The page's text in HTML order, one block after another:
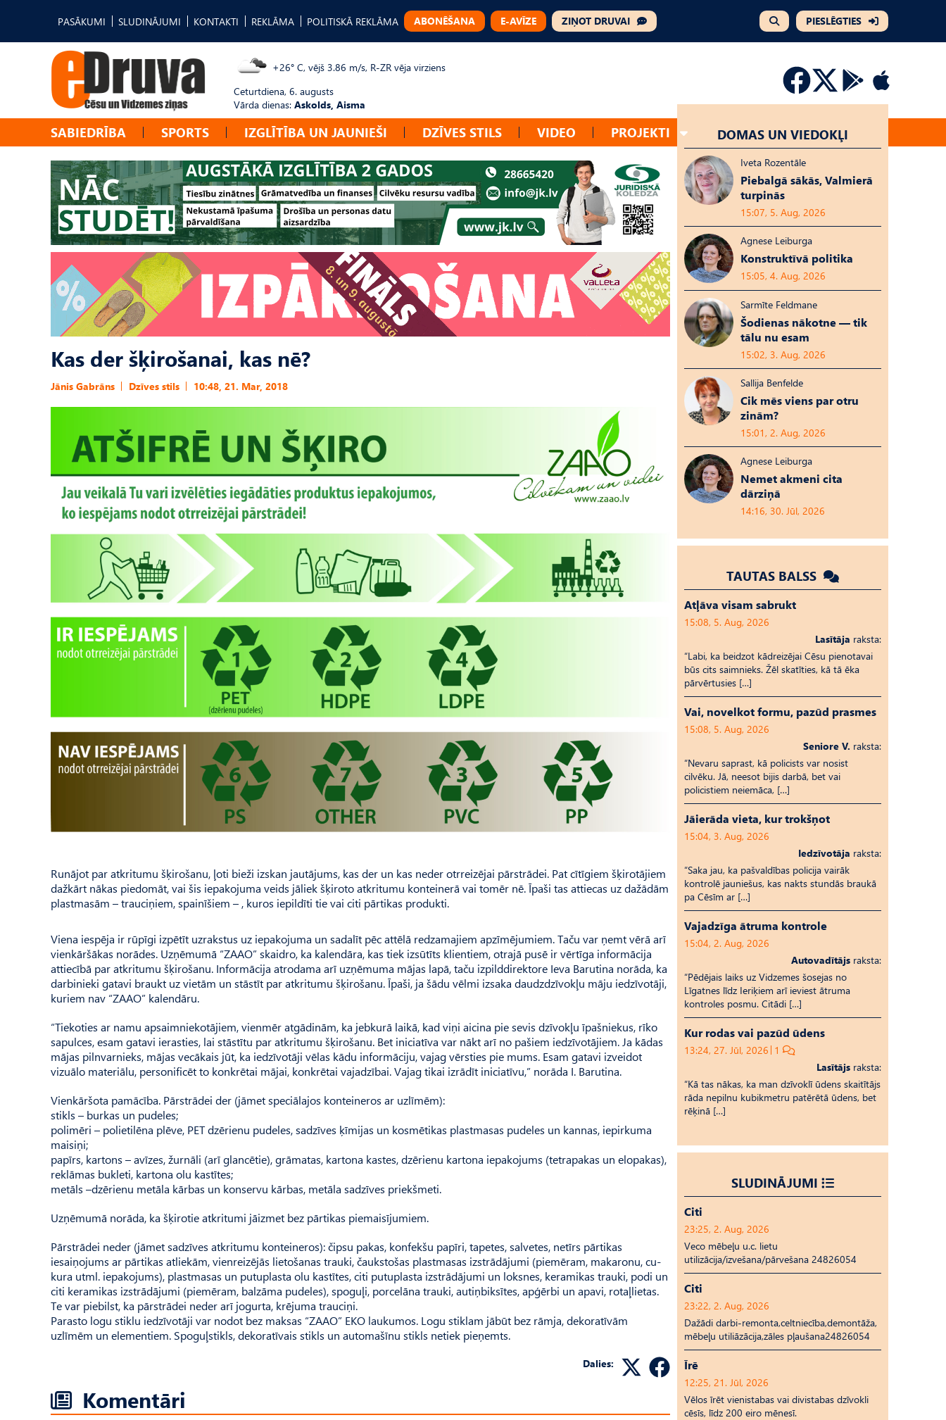
PASĀKUMI SLUDINĀJUMI KONTAKTI REKLĀMA POLITISKĀ REKLĀMA ABONĒŠANA E-AVĪZE ZIŅOT DRUVAI PIESLĒGTIES
+26° C, vējš 3.86 m/s, R-ZR vēja virziens
Ceturtdiena, 6. augusts
Vārda dienas: Askolds, Aisma
SABIEDRĪBA SPORTS IZGLĪTĪBA UN JAUNIEŠI DZĪVES STILS VIDEO PROJEKTI
Kas der šķirošanai, kas nē?
Jānis Gabrāns Dzīves stils 10:48, 21. Mar, 2018
Runājot par atkritumu šķirošanu, ļoti bieži izskan jautājums, kas der un kas neder otrreizējai pārstrādei. Pat cītīgiem šķirotājiem
dažkārt nākas piedomāt, vai šis iepakojuma veids jāliek šķiroto atkritumu konteinerā vai tomēr nē. Īpaši tas attiecas uz dažādām
plastmasām – trauciņiem, spainīšiem – , kuros iepildīti tie vai citi pārtikas produkti.
Viena iespēja ir rūpīgi izpētīt uzrakstus uz iepakojuma un sadalīt pēc attēlā redzamajiem ap­zī­mē­jumiem. Taču var ņemt vērā arī
vienkāršākas norādes. Uz­ņē­m­u­mā “ZAAO” skaidro, ka k­a­len­dāra, kas tiek izsūtīts klientiem, otrajā pusē ir vērtīga informācija
attiecībā par atkritumu šķi­rošanu. Informācija atrodama arī uzņēmuma mājas lapā, taču izpilddirektore Ieva Barutina norāda, ka
darbinieki gatavi braukt uz vietām un stāstīt par atkritumu šķirošanu. Īpaši, ja šādu vēlmi izsaka daudzdzīvokļu māju iedzīvotāji,
kuriem nav “ZAAO” kalendāru.
“Tiekoties ar namu apsaimniekotājiem, vienmēr atgādinām, ka jebkurā laikā, kad viņi aicina pie sevis dzīvokļu īpašniekus, rīko
sapulces, esam gatavi ierasties, lai stāstītu par atkritumu šķirošanu. Bet iniciatīva var nākt arī no pašiem iedzīvotājiem. Ja kādas
mājas pilnvarnieks, mājas vecākais jūt, ka iedzīvotāji vēlas kādu informāciju, vajag vērsties pie mums. Esam gatavi izveidot
vizuālo materiālu, personificēt to konkrētai mājai, konkrētai vajadzībai. Vajag tikai izrādīt iniciatīvu,” norāda I. Barutina.
Vienkāršota pamācība. Pār­strā­dei der (jāmet speciālajos konteineros ar uzlīmēm):
stikls – burkas un pudeles;
polimēri – polietilēna plēve, PET dzērienu pudeles, sadzīves ķīmijas un kosmētikas plastmasas pudeles un kannas, iepirkuma
maisiņi;
papīrs, kartons – avīzes, žurnāli (arī glancētie), grāmatas, kartona kastes, dzērienu kartona iepakojums (tetrapakas un elopakas),
reklāmas bukleti, kartona olu kastītes;
metāls –dzērienu metāla kārbas un konservu kārbas, metāla sadzīves priekšmeti.
Uzņēmumā norāda, ka šķirotie atkritumi jāizmet bez pārtikas piemaisījumiem.
Pārstrādei neder (jāmet sadzīves atkritumu konteineros): čipsu pakas, konfekšu papīri, tapetes, salvetes, netīrs pārtikas
iesaiņojums ar pārtikas atliekām, vienreizējās lietošanas trauki, čaukstošas plastmasas izstrādājumi (piemēram, makaronu, cu­
kura utml. iepakojums), plastmasas un putuplasta olu kastītes, citi putuplasta izstrādājumi un loksnes, keramikas trauki, podi un
citi keramikas izstrādājumi (piemēram, balzāma pudeles), spoguļi, porcelāna trauki, autiņbiksītes, apģērbi un apavi, rotaļlietas.
Te var piebilst, ka pārstrādei neder arī jogurta, krējuma trauciņi.
Parasto logu stiklu iedzīvotāji var nodot bez maksas “ZAAO” EKO laukumos. Logu stiklam jābūt bez rāmja, dekoratīvām
uzlīmēm un elementiem. Spoguļ­stikls, dekoratīvais stikls un automašīnu stikls netiek pieņemts.
Dalies:
Komentāri
DOMAS UN VIEDOKĻI
Iveta Rozentāle
Piebalgā sākās, Valmierā
turpinās
15:07, 5. Aug, 2026
Agnese Leiburga
Konstruktīvā politika
15:05, 4. Aug, 2026
Sarmīte Feldmane
Šodienas nākotne — tik
tālu nu esam
15:02, 3. Aug, 2026
Sallija Benfelde
Cik mēs viens par otru
zinām?
15:01, 2. Aug, 2026
Agnese Leiburga
Nemet akmeni cita
dārziņā
14:16, 30. Jūl, 2026
TAUTAS BALSS
Atļāva visam sabrukt
15:08, 5. Aug, 2026
Lasītāja raksta:
“Labi, ka beidzot kādreizējai Cēsu pienotavai
būs cits saimnieks. Žēl skatīties, kā tā ēka
pārvērtusies […]
Vai, novelkot formu, pazūd prasmes
15:08, 5. Aug, 2026
Seniore V. raksta:
“Nevaru saprast, kā policists var nosist
cilvēku. Jā, neesot bijis darbā, bet vai
policistiem neiemāca, […]
Jāierāda vieta, kur trokšņot
15:04, 3. Aug, 2026
Iedzīvotāja raksta:
“Saka jau, ka pašvaldības policija vairāk
kontrolē jauniešus, kas nakts stundās braukā
pa Cēsīm ar […]
Vajadzīga ātruma kontrole
15:04, 2. Aug, 2026
Autovadītājs raksta:
“Pēdējais laiks uz Vid­ze­mes šosejas no
Līgatnes līdz Ieriķiem arī ieviest ātruma
kontroles posmu. Citādi […]
Kur rodas vai pazūd ūdens
13:24, 27. Jūl, 2026 1
Lasītājs raksta:
“Kā tas nākas, ka man dzīvoklī ūdens skaitītājs
rāda nepilnu kubikmetru patērētā ūdens, bet
rēķinā […]
SLUDINĀJUMI
Citi
23:25, 2. Aug, 2026
Veco mēbeļu u.c. lietu
utilizācija/izvešana/pārvešana 24826054
Citi
23:22, 2. Aug, 2026
Dažādi darbi-remonta,celtniecība,demontāža,
mēbeļu utiliāzācija,zāles pļaušana24826054
Īrē
12:25, 21. Jūl, 2026
Vēlos īrēt vienistabas vai divistabas dzīvokli
cēsīs, līdz 200 eiro mēnesī.